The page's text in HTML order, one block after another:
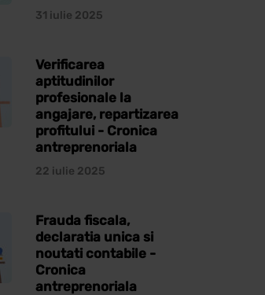
31 iulie 2025
Verificarea
aptitudinilor
profesionale la
angajare, repartizarea
profitului - Cronica
antreprenoriala
22 iulie 2025
Frauda fiscala,
declaratia unica si
noutati contabile -
Cronica
antreprenoriala